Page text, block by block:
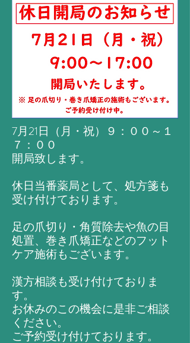
7月21日（月・祝）９：００～１
７：００
開局致します。
休日当番薬局として、処方箋も
受け付けております。
​足の爪切り・角質除去や魚の目
処置、巻き爪矯正などのフット
ケア施術もございます。
漢方相談も受け付けておりま
す。
お休みのこの機会に是非ご相談
ください。
ご予約受け付けております。